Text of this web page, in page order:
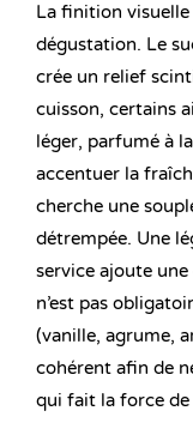
La finition
dégustation. Le
crée un relief
cuisson, certains
léger, parfumé à
accentuer la
cherche une
détrempée. Une
service ajoute
n’est pas
(vanille, agrume,
cohérent afin de
qui fait la force de